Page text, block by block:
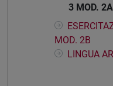
3 MOD.
MOD. 2B
LINGUA